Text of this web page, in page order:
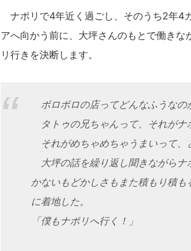
ナポリで4年近く過ごし、そのうち2年4
アへ向かう前に、大坪さんのもとで働き
リ行きを決断します。
ボロボロの店ってどんなふうなの
タトゥの兄ちゃんって、それがナ
それがめちゃめちゃうまいって、
大坪の話を繰り返し聞きながらナ
かないもどかしさもまた積もり積
に着地した。
「僕もナポリへ行く！」